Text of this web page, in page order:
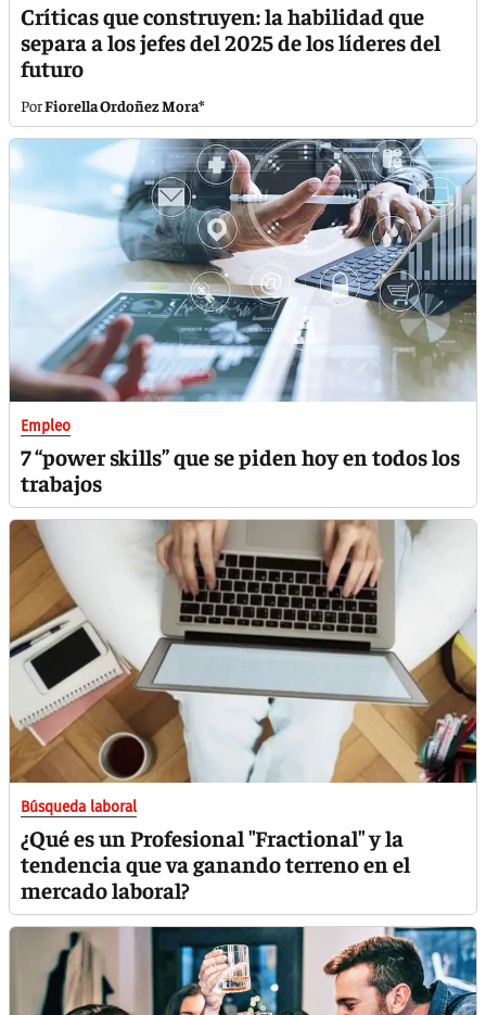
Críticas que construyen: la habilidad que
separa a los jefes del 2025 de los líderes del
futuro
Fiorella Ordoñez Mora*
Empleo
7 “power skills” que se piden hoy en todos los
trabajos
Búsqueda laboral
¿Qué es un Profesional "Fractional" y la
tendencia que va ganando terreno en el
mercado laboral?